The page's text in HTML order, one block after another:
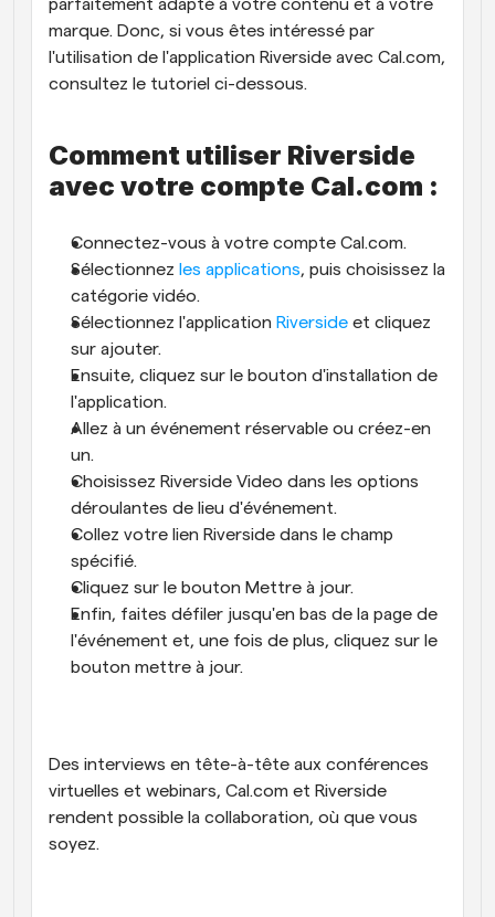
parfaitement adapté à votre contenu et à votre
marque. Donc, si vous êtes intéressé par
l'utilisation de l'application Riverside avec Cal.com,
consultez le tutoriel ci-dessous.
Comment utiliser Riverside
avec votre compte Cal.com :
Connectez-vous à votre compte Cal.com.
Sélectionnez les applications, puis choisissez la
catégorie vidéo.
Sélectionnez l'application Riverside et cliquez
sur ajouter.
Ensuite, cliquez sur le bouton d'installation de
l'application.
Allez à un événement réservable ou créez-en
un.
Choisissez Riverside Video dans les options
déroulantes de lieu d'événement.
Collez votre lien Riverside dans le champ
spécifié.
Cliquez sur le bouton Mettre à jour.
Enfin, faites défiler jusqu'en bas de la page de
l'événement et, une fois de plus, cliquez sur le
bouton mettre à jour.
Des interviews en tête-à-tête aux conférences
virtuelles et webinars, Cal.com et Riverside
rendent possible la collaboration, où que vous
soyez.